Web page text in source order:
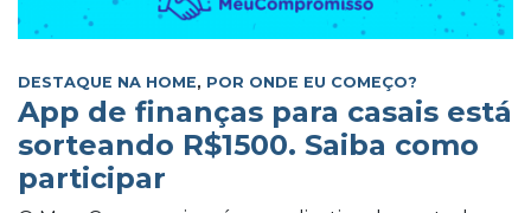
DESTAQUE NA HOME, POR ONDE EU COMEÇO?
App de finanças para casais está
sorteando R$1500. Saiba como
participar